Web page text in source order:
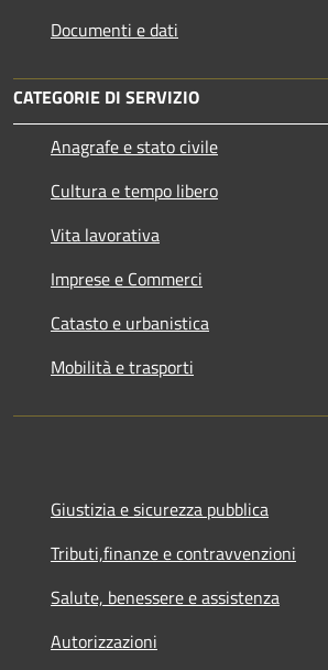
Documenti e dati
CATEGORIE DI SERVIZIO
Anagrafe e stato civile
Cultura e tempo libero
Vita lavorativa
Imprese e Commerci
Catasto e urbanistica
Mobilità e trasporti
Giustizia e sicurezza pubblica
Tributi,finanze e contravvenzioni
Salute, benessere e assistenza
Autorizzazioni